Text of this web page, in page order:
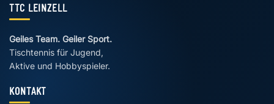
TTC LEINZELL
Geiles Team. Geiler Sport.
Tischtennis für Jugend,
Aktive und Hobbyspieler.
KONTAKT